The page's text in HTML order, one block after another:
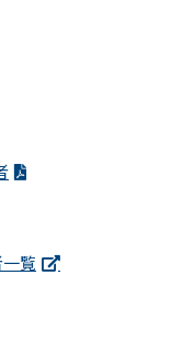
覧